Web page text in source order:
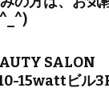
15wattビル